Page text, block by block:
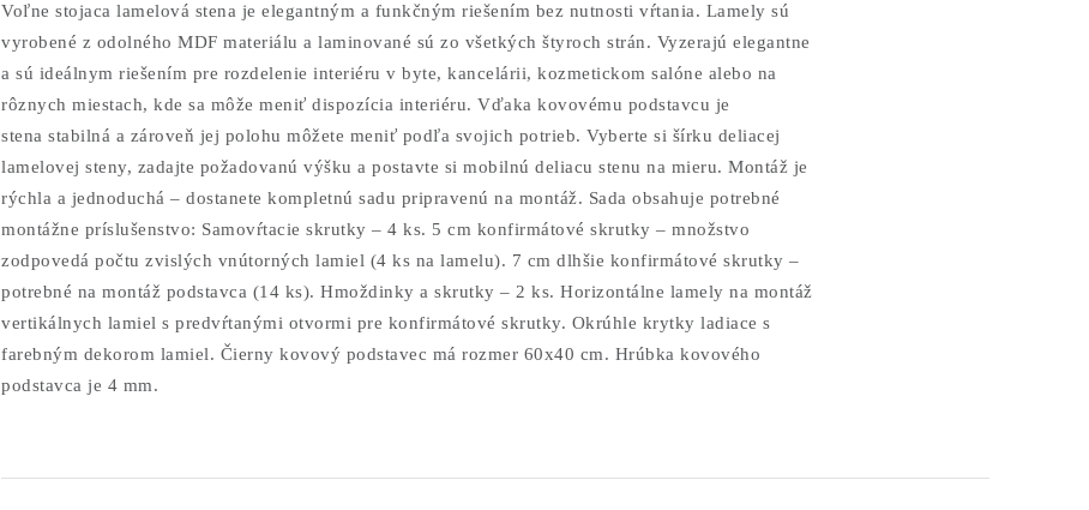
Voľne stojaca lamelová stena je elegantným a funkčným riešením bez nutnosti vŕtania. Lamely sú
vyrobené z odolného MDF materiálu a laminované sú zo všetkých štyroch strán. Vyzerajú elegantne
a sú ideálnym riešením pre rozdelenie interiéru v byte, kancelárii, kozmetickom salóne alebo na
rôznych miestach, kde sa môže meniť dispozícia interiéru. Vďaka kovovému podstavcu je
stena stabilná a zároveň jej polohu môžete meniť podľa svojich potrieb. Vyberte si šírku deliacej
lamelovej steny, zadajte požadovanú výšku a postavte si mobilnú deliacu stenu na mieru. Montáž je
rýchla a jednoduchá – dostanete kompletnú sadu pripravenú na montáž. Sada obsahuje potrebné
montážne príslušenstvo: Samovŕtacie skrutky – 4 ks. 5 cm konfirmátové skrutky – množstvo
zodpovedá počtu zvislých vnútorných lamiel (4 ks na lamelu). 7 cm dlhšie konfirmátové skrutky –
potrebné na montáž podstavca (14 ks). Hmoždinky a skrutky – 2 ks. Horizontálne lamely na montáž
vertikálnych lamiel s predvŕtanými otvormi pre konfirmátové skrutky. Okrúhle krytky ladiace s
farebným dekorom lamiel. Čierny kovový podstavec má rozmer 60x40 cm. Hrúbka kovového
podstavca je 4 mm.